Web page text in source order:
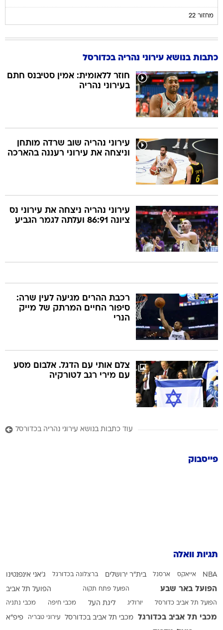
מחזור 22
כתבות בנושא עירוני נהריה בכדורסל
חוזר ללאומית: אמין סטיבנס חתם
בעירוני נהריה
עירוני נהריה שוב שרדה מותחן
וניצחה את עירוני רעננה בהארכה
עירוני נהריה ניצחה את עירוני נס
ציונה 86:91 ועלתה לגמר הגביע
רכבת ההרים מגיעה לעין שרה:
סיפור החיים המרתק של מייק
הנרי
צלם אותי עם הדגל. אלבום מסע
עם מירי רגב לטורקיה
עוד כתבות בנושא עירוני נהריה בכדורסל
פייסבוק
תגיות וואלה
NBA אייאקס ארסנל בית"ר ירושלים ברצלונה בכדורגל ג'אני אינפנטינו
הפועל באר שבע הפועל פתח תקוה הפועל תל אביב
הפועל תל אביב כדורסל יורוליג ליגת העל מכבי חיפה מכבי נתניה
מכבי תל אביב בכדורגל מכבי תל אביב בכדורסל עירוני טבריה פיפ"א